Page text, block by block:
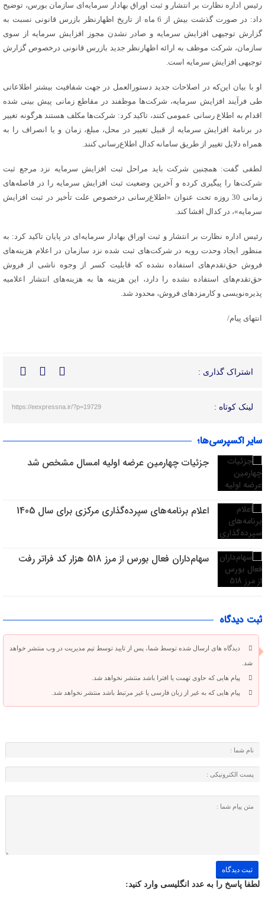
رئیس اداره نظارت بر انتشار و ثبت اوراق بهادار سرمایه‌ای سازمان بورس، توضیح
داد: در صورت گذشت بیش از 6 ماه از تاریخ اظهارنظر بازرس قانونی نسبت به
گزارش توجیهی افزایش سرمایه و صادر نشدن مجوز افزایش سرمایه از سوی
سازمان، شرکت موظف به ارائه اظهارنظر جدید بازرس قانونی درخصوص گزارش
توجیهی افزایش سرمایه است.
او با بیان این‌که در اصلاحات جدید دستورالعمل در جهت شفافیت بیشتر اطلاعاتی
طی فرآیند افزایش سرمایه، شرکت‌ها موظفند در مقاطع زمانی پیش بینی شده
اقدام به اطلاع رسانی عمومی کنند، تاکید کرد: شرکت‌ها مکلف هستند هرگونه تغییر
در برنامة افزایش سرمایه از قبیل تغییر در محل، مبلغ، زمان و یا انصراف را به
همراه دلایل تغییر از طریق سامانه کدال اطلاع‌رسانی کنند.
لطفی گفت: همچنین شرکت باید مراحل ثبت افزایش سرمایه نزد مرجع ثبت
شرکت‌ها را پیگیری کرده و آخرین وضعیت ثبت افزایش سرمایه را در فاصله‌های
زمانی 30 روزه تحت‌ عنوان «اطلاع‌رسانی درخصوص علت تأخیر در ثبت افزایش
سرمایه»، در کدال افشا کند.
رئیس اداره نظارت بر انتشار و ثبت اوراق بهادار سرمایه‌ای در پایان تاکید کرد: به
منظور ایجاد وحدت رویه در شرکت‌های ثبت شده نزد سازمان در اعلام هزینه‌های
فروش حق‌تقدم‌های استفاده نشده که قابلیت کسر از وجوه ناشی از فروش
حق‌تقدم‌های استفاده نشده را دارد، این هزینه ها به هزینه‌های انتشار اعلامیه
پذیره‌نویسی و کارمزدهای فروش، محدود شد.
انتهای پیام/
اشتراک گذاری :
لینک کوتاه : https://eexpressna.ir/?p=19729
سایر اکسپرسی‌ها؛
جزئیات چهارمین عرضه اولیه امسال مشخص شد
اعلام برنامه‌های سپرده‌گذاری مرکزی برای سال 1405
سهام‌داران فعال بورس از مرز 518 هزار کد فراتر رفت
ثبت دیدگاه
دیدگاه های ارسال شده توسط شما، پس از تایید توسط تیم مدیریت در وب منتشر خواهد
شد.
پیام هایی که حاوی تهمت یا افترا باشد منتشر نخواهد شد.
پیام هایی که به غیر از زبان فارسی یا غیر مرتبط باشد منتشر نخواهد شد.
لطفا پاسخ را به عدد انگلیسی وارد کنید: